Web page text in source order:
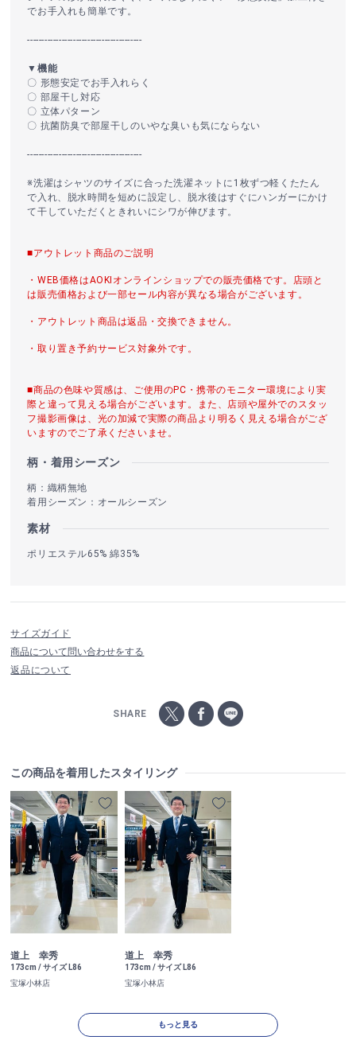
でお手入れも簡単です。
----------------------------------------
▼機能
〇 形態安定でお手入れらく
〇 部屋干し対応
〇 立体パターン
〇 抗菌防臭で部屋干しのいやな臭いも気にならない
----------------------------------------
※洗濯はシャツのサイズに合った洗濯ネットに1枚ずつ軽くたたん
で入れ、脱水時間を短めに設定し、脱水後はすぐにハンガーにかけ
て干していただくときれいにシワが伸びます。
■アウトレット商品のご説明
・WEB価格はAOKIオンラインショップでの販売価格です。店頭と
は販売価格および一部セール内容が異なる場合がございます。
・アウトレット商品は返品・交換できません。
・取り置き予約サービス対象外です。
■商品の色味や質感は、ご使用のPC・携帯のモニター環境により実
際と違って見える場合がございます。また、店頭や屋外でのスタッ
フ撮影画像は、光の加減で実際の商品より明るく見える場合がござ
いますのでご了承くださいませ。
柄・着用シーズン
柄：織柄無地
着用シーズン：オールシーズン
素材
ポリエステル65% 綿35%
サイズガイド
商品について問い合わせをする
返品について
SHARE
この商品を着用したスタイリング
道上 幸秀
173cm / サイズ L86
宝塚小林店
道上 幸秀
173cm / サイズ L86
宝塚小林店
もっと見る